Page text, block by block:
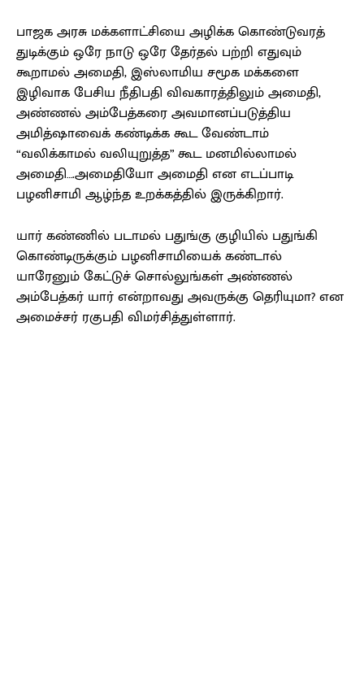
பாஜக அரசு மக்களாட்சியை அழிக்க கொண்டுவரத்
துடிக்கும் ஒரே நாடு ஒரே தேர்தல் பற்றி எதுவும்
கூறாமல் அமைதி, இஸ்லாமிய சமூக மக்களை
இழிவாக பேசிய நீதிபதி விவகாரத்திலும் அமைதி,
அண்ணல் அம்பேத்கரை அவமானப்படுத்திய
அமித்ஷாவைக் கண்டிக்க கூட வேண்டாம்
“வலிக்காமல் வலியுறுத்த” கூட மனமில்லாமல்
அமைதி….அமைதியோ அமைதி என எடப்பாடி
பழனிசாமி ஆழ்ந்த உறக்கத்தில் இருக்கிறார்.
யார் கண்ணில் படாமல் பதுங்கு குழியில் பதுங்கி
கொண்டிருக்கும் பழனிசாமியைக் கண்டால்
யாரேனும் கேட்டுச் சொல்லுங்கள் அண்ணல்
அம்பேத்கர் யார் என்றாவது அவருக்கு தெரியுமா? என
அமைச்சர் ரகுபதி விமர்சித்துள்ளார்.